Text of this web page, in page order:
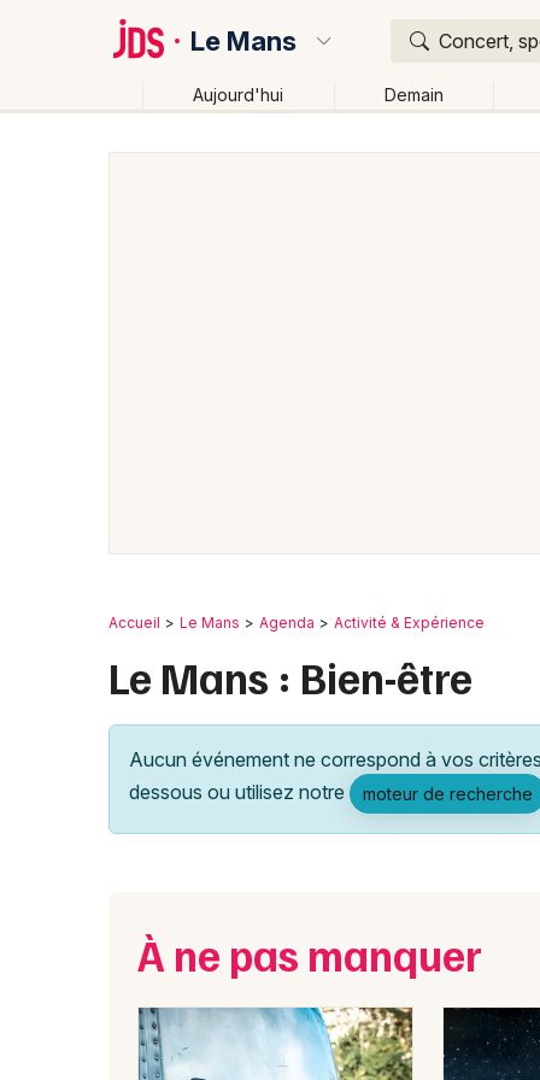
Le Mans Concert,
Aujourd'hui Demain
Accueil Le Mans Agenda Activité & Expérience
Le Mans : Bien-être
Aucun événement ne correspond à vos
dessous ou utilisez notre
moteur de recherche
À ne pas manquer